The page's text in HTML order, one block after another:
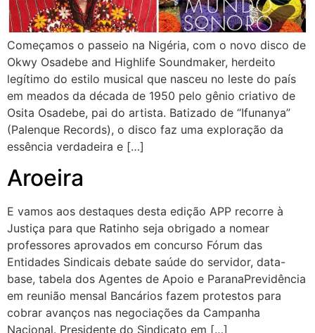
Começamos o passeio na Nigéria, com o novo disco de
Okwy Osadebe and Highlife Soundmaker, herdeito
legítimo do estilo musical que nasceu no leste do país
em meados da década de 1950 pelo gênio criativo de
Osita Osadebe, pai do artista. Batizado de “Ifunanya”
(Palenque Records), o disco faz uma exploração da
essência verdadeira e […]
Aroeira
E vamos aos destaques desta edição APP recorre à
Justiça para que Ratinho seja obrigado a nomear
professores aprovados em concurso Fórum das
Entidades Sindicais debate saúde do servidor, data-
base, tabela dos Agentes de Apoio e ParanaPrevidência
em reunião mensal Bancários fazem protestos para
cobrar avanços nas negociações da Campanha
Nacional. Presidente do Sindicato em […]